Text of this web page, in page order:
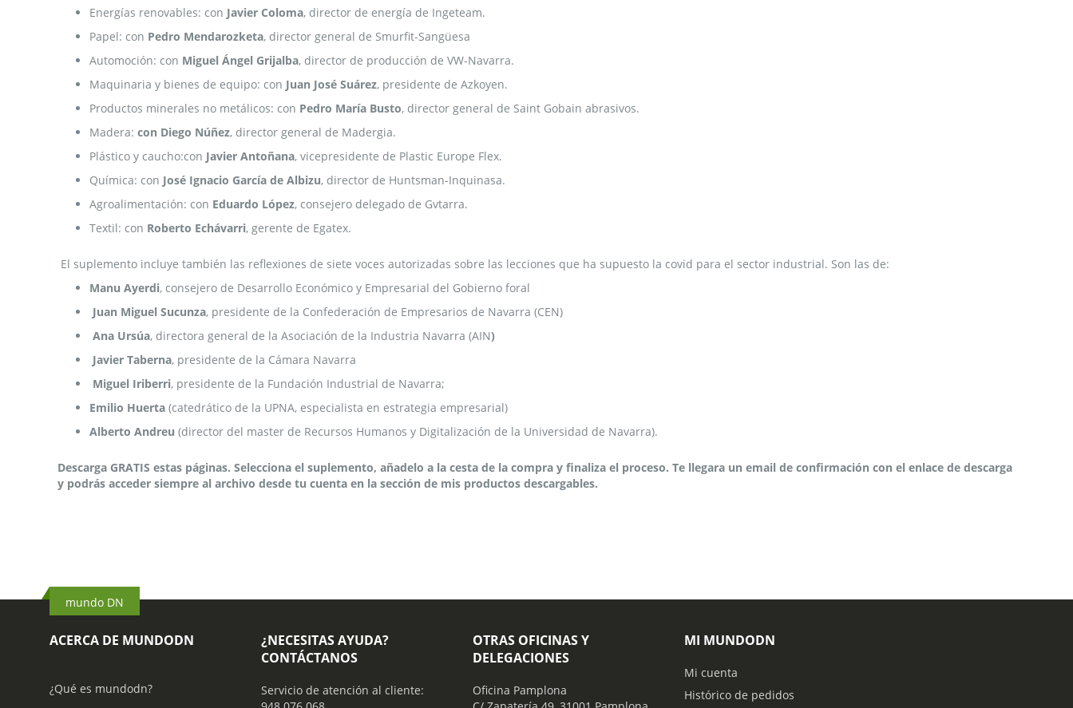
Energías renovables: con Javier Coloma, director de energía de Ingeteam.
Papel: con Pedro Mendarozketa, director general de Smurfit-Sangüesa
Automoción: con Miguel Ángel Grijalba, director de producción de VW-Navarra.
Maquinaria y bienes de equipo: con Juan José Suárez, presidente de Azkoyen.
Productos minerales no metálicos: con Pedro María Busto, director general de Saint Gobain abrasivos.
Madera: con Diego Núñez, director general de Madergia.
Plástico y caucho:con Javier Antoñana, vicepresidente de Plastic Europe Flex.
Química: con José Ignacio García de Albizu, director de Huntsman-Inquinasa.
Agroalimentación: con Eduardo López, consejero delegado de Gvtarra.
Textil: con Roberto Echávarri, gerente de Egatex.
El suplemento incluye también las reflexiones de siete voces autorizadas sobre las lecciones que ha supuesto la covid para el sector industrial. Son las de:
Manu Ayerdi, consejero de Desarrollo Económico y Empresarial del Gobierno foral
Juan Miguel Sucunza, presidente de la Confederación de Empresarios de Navarra (CEN)
Ana Ursúa, directora general de la Asociación de la Industria Navarra (AIN)
Javier Taberna, presidente de la Cámara Navarra
Miguel Iriberri, presidente de la Fundación Industrial de Navarra;
Emilio Huerta (catedrático de la UPNA, especialista en estrategia empresarial)
Alberto Andreu (director del master de Recursos Humanos y Digitalización de la Universidad de Navarra).
Descarga GRATIS estas páginas. Selecciona el suplemento, añadelo a la cesta de la compra y finaliza el proceso. Te llegara un email de confirmación con el enlace de descarga
y podrás acceder siempre al archivo desde tu cuenta en la sección de mis productos descargables.
mundo DN
ACERCA DE MUNDODN
¿Qué es mundodn?
¿NECESITAS AYUDA?
CONTÁCTANOS
Servicio de atención al cliente:
OTRAS OFICINAS Y
DELEGACIONES
Oficina Pamplona
MI MUNDODN
Mi cuenta
Histórico de pedidos